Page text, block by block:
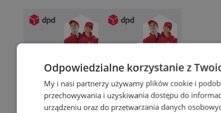
Odpowiedzialne korzystanie z
My i nasi partnerzy używamy plików cookie i
przechowywania i uzyskiwania dostępu do
urządzeniu oraz do przetwarzania danych